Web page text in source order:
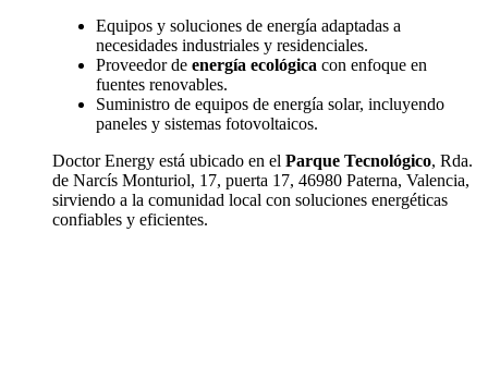
Equipos y soluciones de energía adaptadas a
necesidades industriales y residenciales.
Proveedor de energía ecológica con enfoque en
fuentes renovables.
Suministro de equipos de energía solar, incluyendo
paneles y sistemas fotovoltaicos.
Doctor Energy está ubicado en el Parque Tecnológico, Rda.
de Narcís Monturiol, 17, puerta 17, 46980 Paterna, Valencia,
sirviendo a la comunidad local con soluciones energéticas
confiables y eficientes.